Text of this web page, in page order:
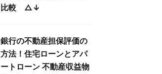
比較 △↓
銀行の不動産担保評価の
方法！住宅ローンとアパ
ートローン 不動産収益物